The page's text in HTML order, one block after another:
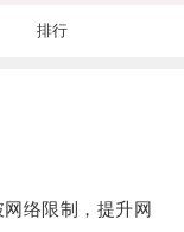
排行
络限制，提升网